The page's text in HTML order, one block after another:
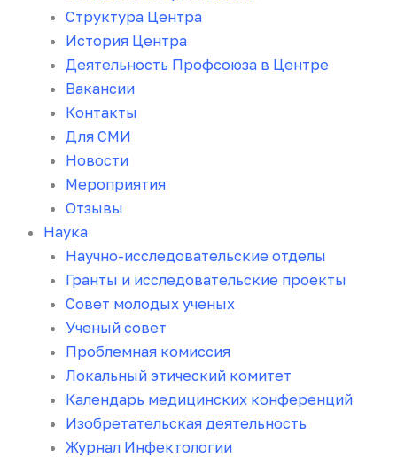
Структура Центра
История Центра
Деятельность Профсоюза в Центре
Вакансии
Контакты
Для СМИ
Новости
Мероприятия
Отзывы
Наука
Научно-исследовательские отделы
Гранты и исследовательские проекты
Совет молодых ученых
Ученый совет
Проблемная комиссия
Локальный этический комитет
Календарь медицинских конференций
Изобретательская деятельность
Журнал Инфектологии